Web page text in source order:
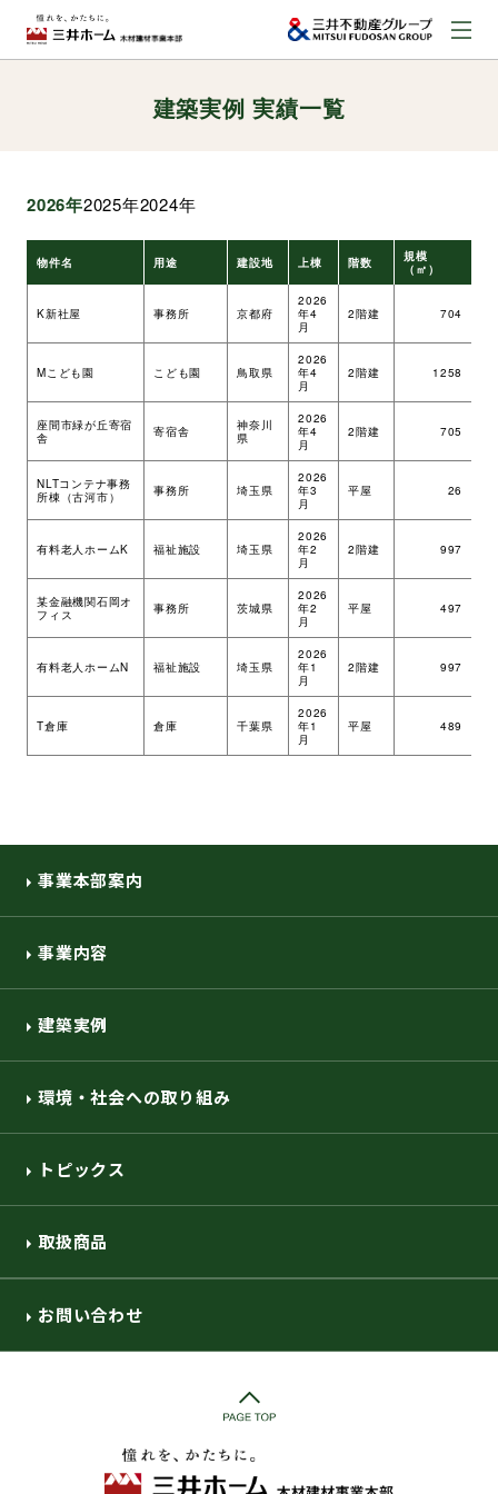
お問い合わせ
建築実例
取扱商品
環境・社会への取り組み
モッケン便り
イベントレポート一覧
建築実例 実績一覧
2026年2025年2024年
物件名 用途 建設地 上棟 階数
規模
（㎡）
K新社屋 事務所 京都府
2026
年4
月
2階建 704
Mこども園 こども園 鳥取県
2026
年4
月
2階建 1258
座間市緑が丘寄宿
舎
寄宿舎
神奈川
県
2026
年4
月
2階建 705
NLTコンテナ事務
所棟（古河市）
事務所 埼玉県
2026
年3
月
平屋 26
有料老人ホームK 福祉施設 埼玉県
2026
年2
月
2階建 997
某金融機関石岡オ
フィス
事務所 茨城県
2026
年2
月
平屋 497
有料老人ホームN 福祉施設 埼玉県
2026
年1
月
2階建 997
T倉庫 倉庫 千葉県
2026
年1
月
平屋 489
事業本部案内
事業内容
建築実例
環境・社会への取り組み
トピックス
取扱商品
お問い合わせ